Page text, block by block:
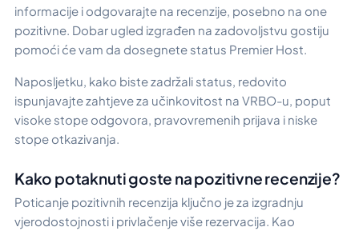
informacije i odgovarajte na recenzije, posebno na one
pozitivne. Dobar ugled izgrađen na zadovoljstvu gostiju
pomoći će vam da dosegnete status Premier Host.
Naposljetku, kako biste zadržali status, redovito
ispunjavajte zahtjeve za učinkovitost na VRBO-u, poput
visoke stope odgovora, pravovremenih prijava i niske
stope otkazivanja.
Kako potaknuti goste na pozitivne recenzije?
Poticanje pozitivnih recenzija ključno je za izgradnju
vjerodostojnosti i privlačenje više rezervacija. Kao